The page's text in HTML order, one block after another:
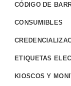
CÓDIGO DE
CONSUMIBLES
ETIQUETAS
KIOSCOS Y